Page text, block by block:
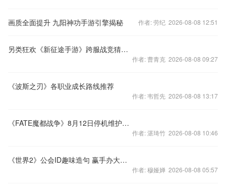
画质全面提升 九阳神功手游引擎揭秘 作者: 劳纪 2026-08-08 12:51
另类狂欢《新征途手游》跨服战竞猜趣味开启
作者: 曹青克 2026-08-08 09:27
《波斯之刃》各职业成长路线推荐
作者: 韦哲先 2026-08-08 13:17
《FATE魔都战争》8月12日停机维护更新公告
作者: 湛琦竹 2026-08-08 10:46
《世界2》公会ID趣味造句 赢手办大奖！
作者: 穆娅婵 2026-08-08 05:57